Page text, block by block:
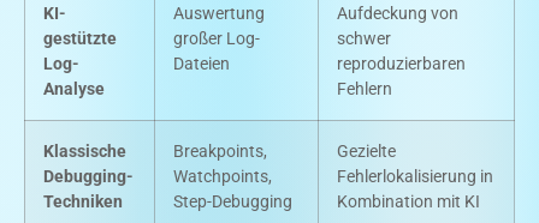
KI-
gestützte
Log-
Analyse
Auswertung
großer Log-
Dateien
Aufdeckung von
schwer
reproduzierbaren
Fehlern
Klassische
Debugging-
Techniken
Breakpoints,
Watchpoints,
Step-Debugging
Gezielte
Fehlerlokalisierung in
Kombination mit KI